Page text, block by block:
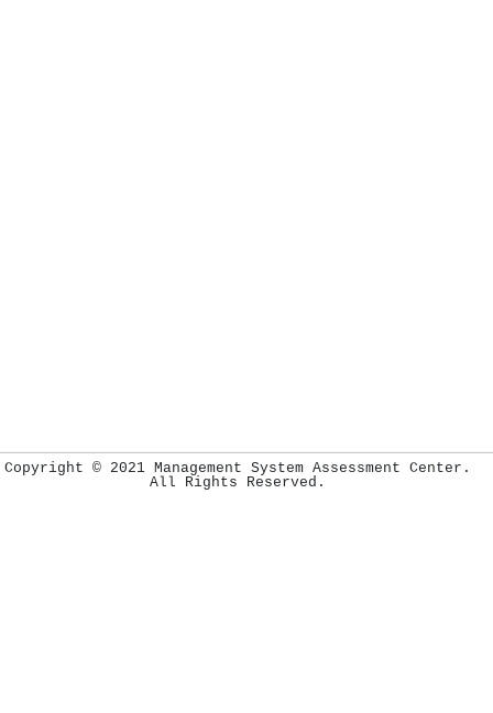
Copyright © 2021 Management System Assessment Center.
All Rights Reserved.